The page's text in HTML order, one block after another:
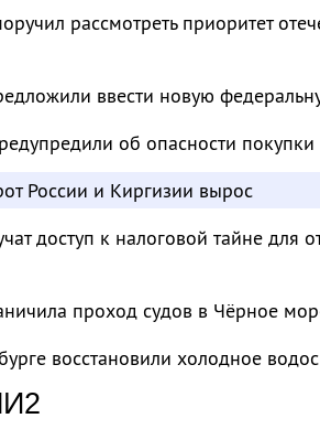
рассмотреть приоритет
ввести новую
об опасности
России и Киргизии вырос
доступ к налоговой тайне для
проход судов в Чёрное
восстановили холодное